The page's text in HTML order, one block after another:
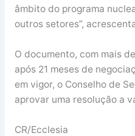
âmbito do programa
outros setores”,
O documento, com mais
após 21 meses de
em vigor, o Conselho de
aprovar uma resolução a
CR/Ecclesia